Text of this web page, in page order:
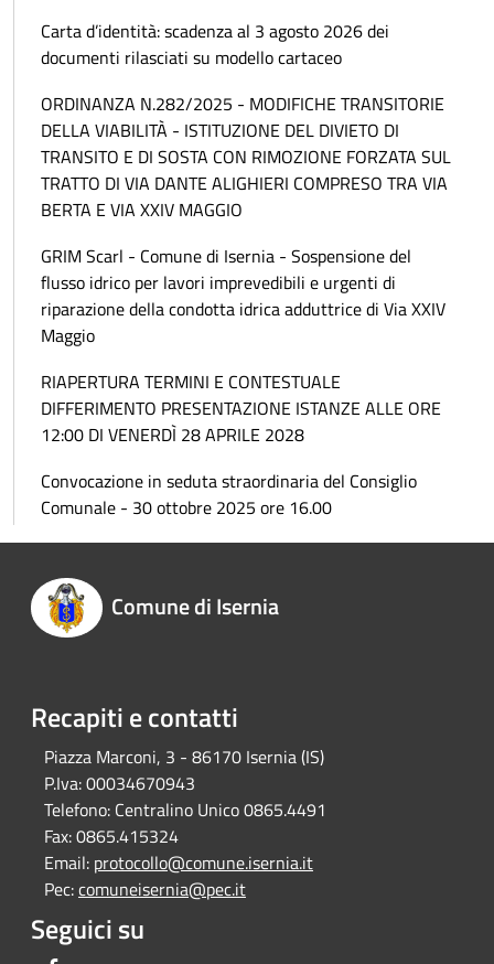
Carta d’identità: scadenza al 3 agosto 2026 dei
documenti rilasciati su modello cartaceo
ORDINANZA N.282/2025 - MODIFICHE TRANSITORIE
DELLA VIABILITÀ - ISTITUZIONE DEL DIVIETO DI
TRANSITO E DI SOSTA CON RIMOZIONE FORZATA SUL
TRATTO DI VIA DANTE ALIGHIERI COMPRESO TRA VIA
BERTA E VIA XXIV MAGGIO
GRIM Scarl - Comune di Isernia - Sospensione del
flusso idrico per lavori imprevedibili e urgenti di
riparazione della condotta idrica adduttrice di Via XXIV
Maggio
RIAPERTURA TERMINI E CONTESTUALE
DIFFERIMENTO PRESENTAZIONE ISTANZE ALLE ORE
12:00 DI VENERDÌ 28 APRILE 2028
Convocazione in seduta straordinaria del Consiglio
Comunale - 30 ottobre 2025 ore 16.00
Comune di Isernia
Recapiti e contatti
Piazza Marconi, 3 - 86170 Isernia (IS)
P.Iva:00034670943
Telefono: Centralino Unico 0865.4491
Fax:0865.415324
Email: protocollo@comune.isernia.it
Pec:comuneisernia@pec.it
Seguici su